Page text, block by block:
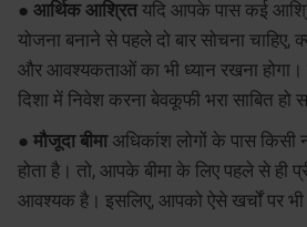
● आर्थिक आश्रित यदि आपके पास कई
योजना बनाने से पहले दो बार सोचना
और आवश्यकताओं का भी ध्यान रखना
दिशा में निवेश करना बेवकूफी भरा साबित हो
● मौजूदा बीमाअधिकांश लोगों के पास किसी
होता है। तो, आपके बीमा के लिए पहले से ही
आवश्यक है। इसलिए, आपको ऐसे खर्चों पर भी